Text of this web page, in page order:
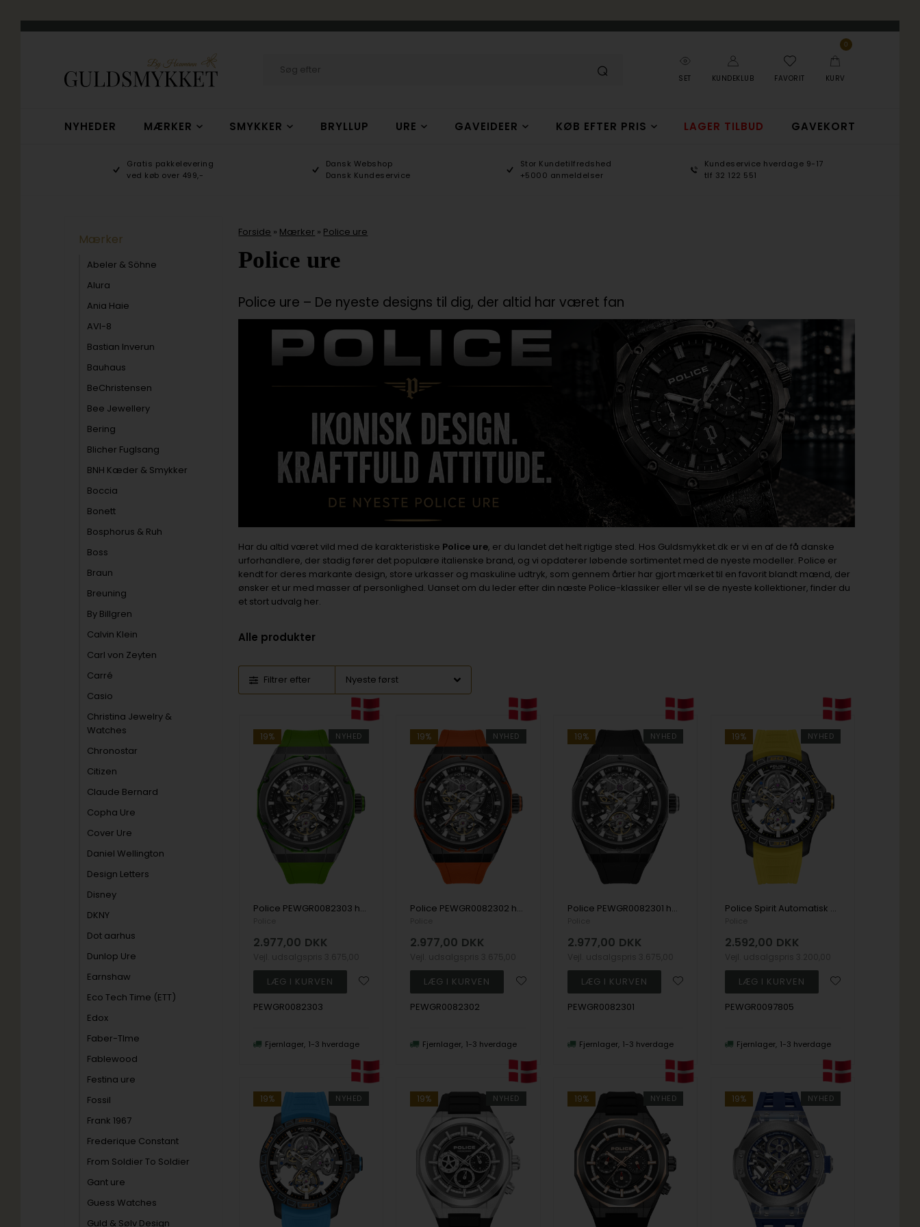
SET KUNDEKLUB FAVORIT
0
KURV
NYHEDER MÆRKER SMYKKER BRYLLUP URE GAVEIDEER KØB EFTER PRIS LAGER TILBUD GAVEKORT
Gratis pakkelevering
ved køb over 499,-
Dansk Webshop
Dansk Kundeservice
Stor Kundetilfredshed
+5000 anmeldelser
Kundeservice hverdage 9-17
tlf 32 122 551
Mærker
Abeler & Söhne
Alura
Ania Haie
AVI-8
Bastian Inverun
Bauhaus
BeChristensen
Bee Jewellery
Bering
Blicher Fuglsang
BNH Kæder & Smykker
Boccia
Bonett
Bosphorus & Ruh
Boss
Braun
Breuning
By Billgren
Calvin Klein
Carl von Zeyten
Carré
Casio
Christina Jewelry &
Watches
Chronostar
Citizen
Claude Bernard
Copha Ure
Cover Ure
Daniel Wellington
Design Letters
Disney
DKNY
Dot aarhus
Dunlop Ure
Earnshaw
Eco Tech Time (ETT)
Edox
Faber-TIme
Fablewood
Festina ure
Fossil
Frank 1967
Frederique Constant
From Soldier To Soldier
Gant ure
Guess Watches
Guld & Sølv Design
Forside » Mærker » Police ure
Police ure
Police ure – De nyeste designs til dig, der altid har været fan
Har du altid været vild med de karakteristiske Police ure, er du landet det helt rigtige sted. Hos Guldsmykket.dk er vi en af de få danske
urforhandlere, der stadig fører det populære italienske brand, og vi opdaterer løbende sortimentet med de nyeste modeller. Police er
kendt for deres markante design, store urkasser og maskuline udtryk, som gennem årtier har gjort mærket til en favorit blandt mænd, der
ønsker et ur med masser af personlighed. Uanset om du leder efter din næste Police-klassiker eller vil se de nyeste kollektioner, finder du
et stort udvalg her.
Alle produkter
Filtrer efter
NYHED
19%
Police PEWGR0082303 herreur Dayton Automatic 45mm 5ATM
2.977,00 DKK
PEWGR0082303
Fjernlager 1-3 hverdage
NYHED
19%
Police PEWGR0082302 herreur Dayton Automatic 45mm 5ATM
2.977,00 DKK
PEWGR0082302
Fjernlager 1-3 hverdage
NYHED
19%
Police PEWGR0082301 herreur Dayton Automatic 45mm 5ATM
2.977,00 DKK
PEWGR0082301
Fjernlager 1-3 hverdage
NYHED
19%
Police Spirit Automatisk Skeletteret Herreur 45mm Gul Silikone
2.592,00 DKK
PEWGR0097805
Fjernlager 1-3 hverdage
NYHED
19% NYHED
19% NYHED
19% NYHED
19%